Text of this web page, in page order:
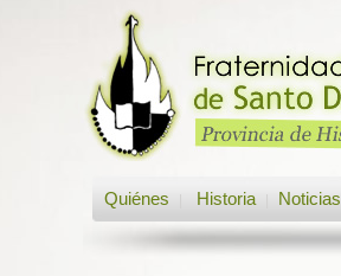
Quiénes Historia Noticias